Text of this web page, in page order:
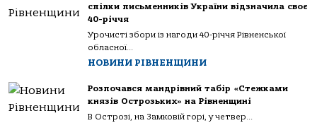
спілки письменників України відзначила своє
40-річчя
Урочисті збори із нагоди 40-річчя Рівненської
обласної...
НОВИНИ РІВНЕНЩИНИ
Розпочався мандрівний табір «Стежками
князів Острозьких» на Рівненщині
В Острозі, на Замковій горі, у четвер...